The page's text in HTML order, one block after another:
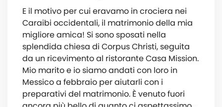
E il motivo per cui eravamo in crociera nei
Caraibi occidentali, il matrimonio della mia
migliore amica! Si sono sposati nella
splendida chiesa di Corpus Christi, seguita
da un ricevimento al ristorante Casa Mission.
Mio marito e io siamo andati con loro in
Messico a febbraio per aiutarli con i
preparativi del matrimonio. È venuto fuori